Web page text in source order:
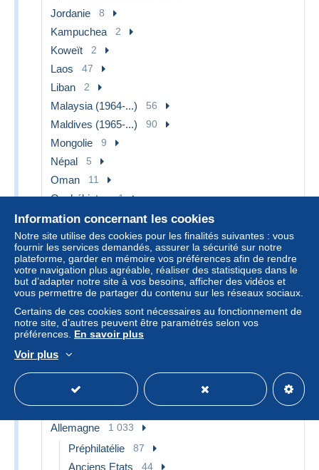
Jordanie 8
Kampuchea 2
Koweït 2
Laos 47
Liban 2
Malaysia (1964-...) 56
Maldives (1965-...) 90
Mongolie 9
Népal 5
Oman 11
Ouzbékistan 1
Pakistan 4
Philippines 7
Singapour (1959-...) 24
Sri Lanka (Ceylan) (1948-...) 2
Syrie 3
Viêt-Nam 39
Yémen 1 444
Aland
Albanie 18
Allemagne 1 033
Préphilatélie 87
Anciens Etats 44
Information concernant les cookies
Notre site utilise des cookies pour les finalités suivantes : vous
fournir les services demandés, assurer la sécurité sur notre
plateforme, garder en mémoire vos préférences afin de rendre
votre navigation plus agréable, réaliser des statistiques dans le
but d’adapter notre site à vos besoins, afficher des vidéos et
vous permettre de partager du contenu sur les réseaux sociaux.
Certains de ces cookies sont nécessaires au fonctionnement de
notre site, d’autres peuvent être paramétrés selon vos
préférences. En savoir plus
Voir plus